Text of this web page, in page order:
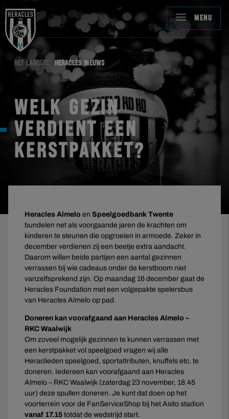
MENU
HET LAATSTE HERACLES NIEUWS
WELK GEZIN
VERDIENT EEN
KERSTPAKKET?
Heracles Almelo en Speelgoedbank Twente
bundelen net als voorgaande jaren de krachten om
kinderen te steunen die opgroeien in armoede. Zeker in
december verdienen zij een beetje extra aandacht.
Daarom willen beide partijen een aantal gezinnen
verrassen bij wie cadeaus onder de kerstboom niet
vanzelfsprekend zijn. Op maandag 16 december gaat de
Heracles Foundation met een volgepakte spelersbus
van Heracles Almelo op pad.
Doneren kan voorafgaand aan Heracles Almelo –
RKC Waalwijk
Om zoveel mogelijk gezinnen te kunnen verrassen met
een kerstpakket vol speelgoed vragen wij alle
Heraclieden speelgoed, sportattributen, knuffels etc. te
doneren. Iedereen kan voorafgaand aan Heracles
Almelo – RKC Waalwijk (zaterdag 23 november, 18.45
uur) deze spullen doneren. Je kunt dat doen op het
voorterrein voor de FanServiceShop bij het Asito stadion
vanaf 17.15 totdat de wedstrijd start.